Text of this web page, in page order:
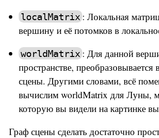
localMatrix : Локальная
вершину и её потомков в
worldMatrix : Для данной
пространстве,
сцены. Другими словами, всё
вычислим worldMatrix для Луны,
которую вы видели на картинке
Граф сцены сделать достаточно